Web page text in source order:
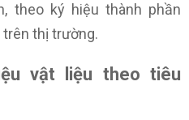
theo ký hiệu thành phần
thị trường.
vật liệu theo tiêu